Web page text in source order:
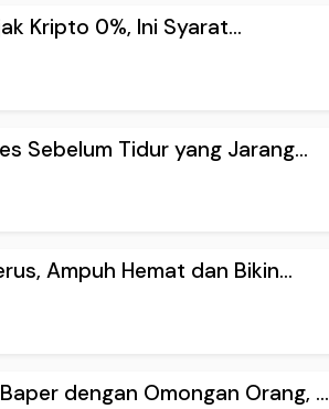
Kripto 0%, Ini Syarat...
Sebelum Tidur yang Jarang...
Ampuh Hemat dan Bikin...
dengan Omongan Orang, ...